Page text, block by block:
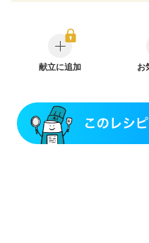
糖尿病性腎症（第１期）
糖尿病性腎症（第３期）
CKD（ステージ２）
CKD
乳がん治療を終えた方・経過
妊婦健診・体重増加が気にな
妊婦健診・血圧が気になる（
献立に追加 お